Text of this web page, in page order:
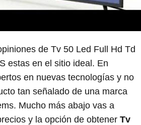
de Tv 50 Led Full Hd Td
estas en el sitio ideal. En
en nuevas tecnologías y no
tan señalado de una marca
Mucho más abajo vas a
y la opción de obtener Tv